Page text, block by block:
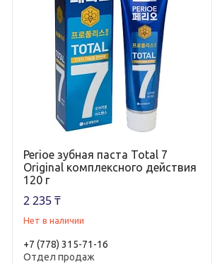
Perioe зубная паста Total 7
Original комплексного действия
120 г
2 235 ₸
Нет в наличии
+7 (778) 315-71-16
Отдел продаж